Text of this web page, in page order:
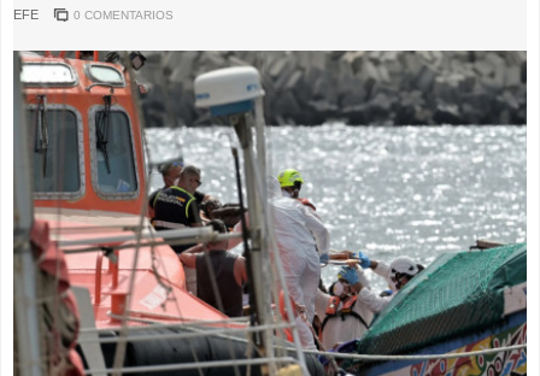
EFE 0 COMENTARIOS